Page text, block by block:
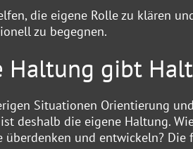
die eigene Rolle zu klären
zu begegnen.
Haltung gibt Halt
Situationen Orientierung
deshalb die eigene Haltung.
überdenken und entwickeln?